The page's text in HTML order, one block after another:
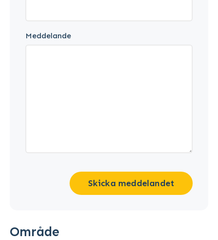
Meddelande
Skicka meddelandet
Område